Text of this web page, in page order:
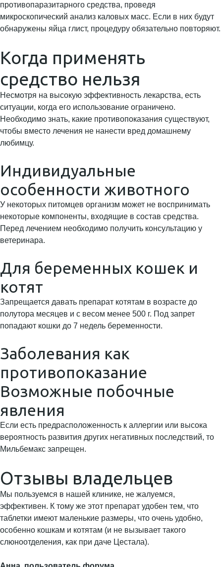
противопаразитарного средства, проведя
микроскопический анализ каловых масс. Если в них будут
обнаружены яйца глист, процедуру обязательно повторяют.
Когда применять
средство нельзя
Несмотря на высокую эффективность лекарства, есть
ситуации, когда его использование ограничено.
Необходимо знать, какие противопоказания существуют,
чтобы вместо лечения не нанести вред домашнему
любимцу.
Индивидуальные
особенности животного
У некоторых питомцев организм может не воспринимать
некоторые компоненты, входящие в состав средства.
Перед лечением необходимо получить консультацию у
ветеринара.
Для беременных кошек и
котят
Запрещается давать препарат котятам в возрасте до
полутора месяцев и с весом менее 500 г. Под запрет
попадают кошки до 7 недель беременности.
Заболевания как
противопоказание
Возможные побочные
явления
Если есть предрасположенность к аллергии или высока
вероятность развития других негативных последствий, то
Мильбемакс запрещен.
Отзывы владельцев
Мы пользуемся в нашей клинике, не жалуемся,
эффективен. К тому же этот препарат удобен тем, что
таблетки имеют маленькие размеры, что очень удобно,
особенно кошкам и котятам (и не вызывает такого
слюноотделения, как при даче Цестала).